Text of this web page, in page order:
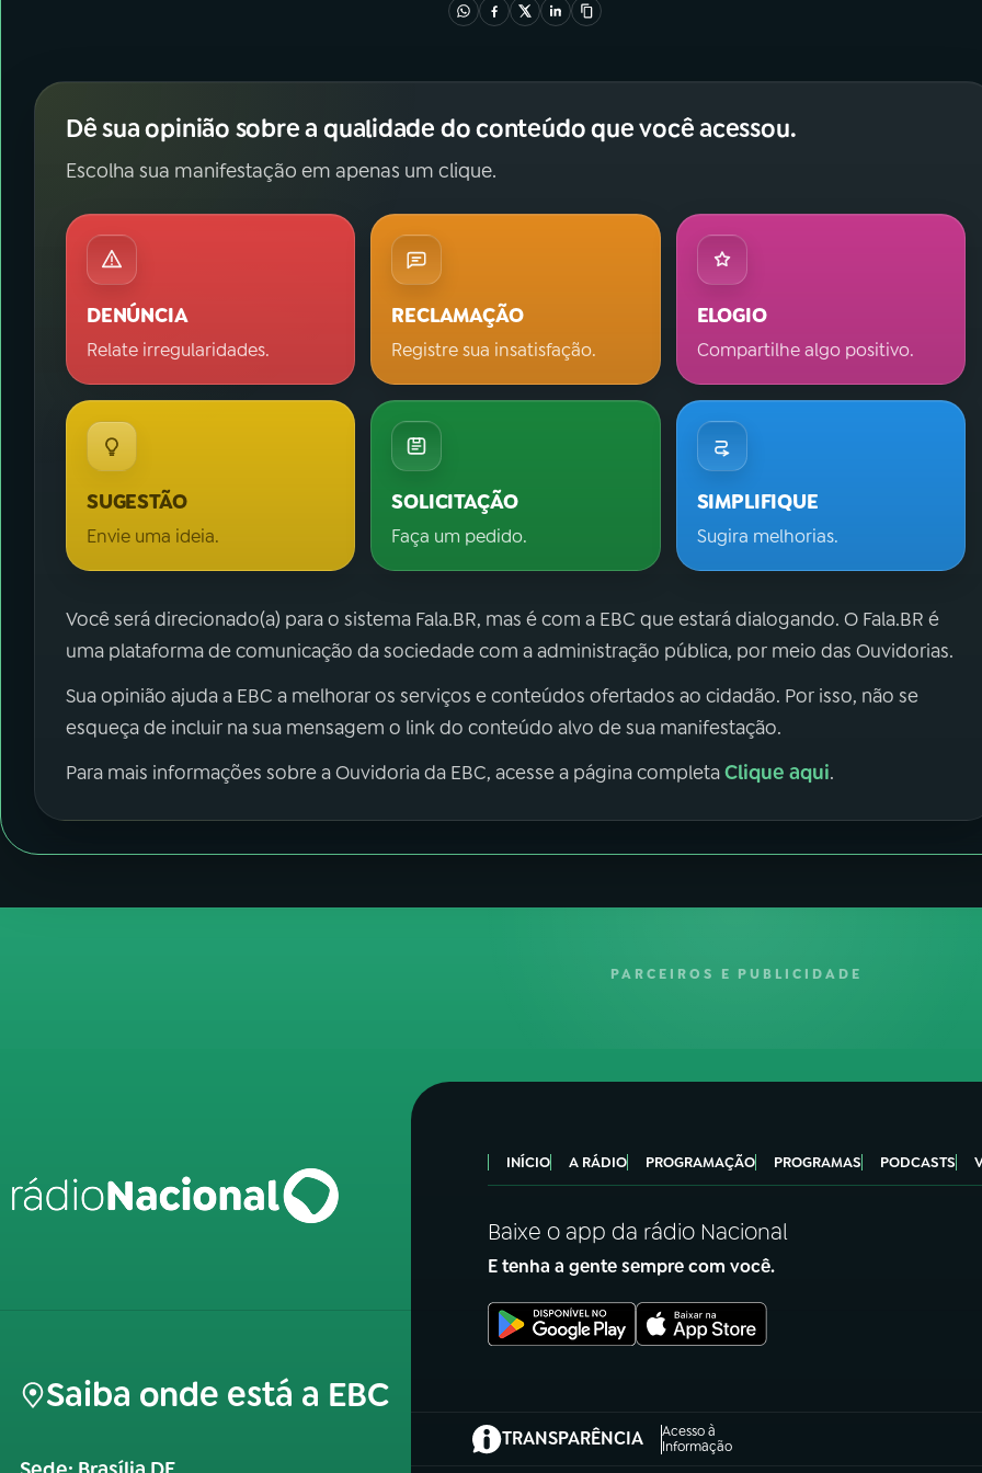
Dê sua opinião sobre a qualidade do conteúdo que você acessou.
Escolha sua manifestação em apenas um clique.
DENÚNCIA
Relate irregularidades.
RECLAMAÇÃO
Registre sua insatisfação.
ELOGIO
Compartilhe algo positivo.
SUGESTÃO
Envie uma ideia.
SOLICITAÇÃO
Faça um pedido.
SIMPLIFIQUE
Sugira melhorias.
Você será direcionado(a) para o sistema Fala.BR, mas é com a EBC que estará dialogando. O Fala.BR é
uma plataforma de comunicação da sociedade com a administração pública, por meio das Ouvidorias.
Sua opinião ajuda a EBC a melhorar os serviços e conteúdos ofertados ao cidadão. Por isso, não se
esqueça de incluir na sua mensagem o link do conteúdo alvo de sua manifestação.
Para mais informações sobre a Ouvidoria da EBC, acesse a página completaClique aqui.
PARCEIROS E PUBLICIDADE
Saiba onde está a EBC
INÍCIO A RÁDIO PROGRAMAÇÃO PROGRAMAS PODCASTS
Baixe o app da rádio Nacional
E tenha a gente sempre com você.
TRANSPARÊNCIA
Acesso à
Informação
(abre em nova aba)